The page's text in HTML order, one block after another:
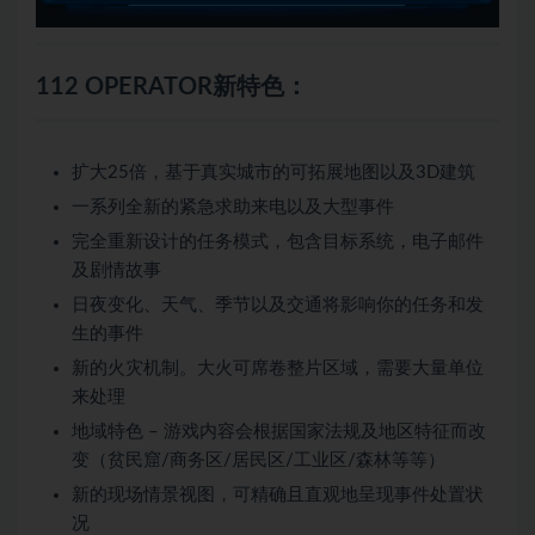
112 OPERATOR新特色：
扩大25倍，基于真实城市的可拓展地图以及3D建筑
一系列全新的紧急求助来电以及大型事件
完全重新设计的任务模式，包含目标系统，电子邮件
及剧情故事
日夜变化、天气、季节以及交通将影响你的任务和发
生的事件
新的火灾机制。大火可席卷整片区域，需要大量单位
来处理
地域特色 – 游戏内容会根据国家法规及地区特征而改
变（贫民窟/商务区/居民区/工业区/森林等等）
新的现场情景视图，可精确且直观地呈现事件处置状
况